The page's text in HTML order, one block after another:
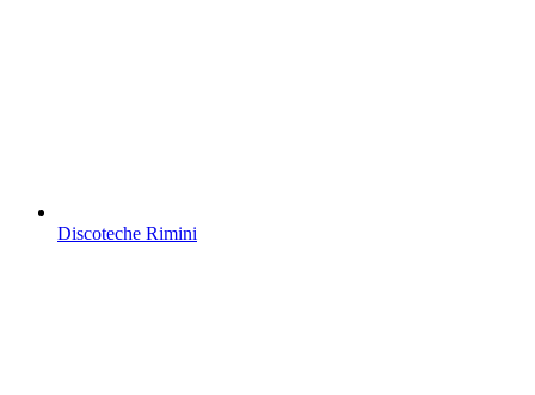
Discoteche Rimini